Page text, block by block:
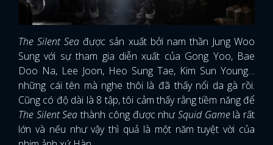
The Silent Sea được sản xuất bởi nam thần Jung Woo
Sung với sự tham gia diễn xuất của Gong Yoo, Bae
Doo Na, Lee Joon, Heo Sung Tae, Kim Sun Young…
những cái tên mà nghe thôi là đã thấy nổi da gà rồi.
Cũng có độ dài là 8 tập, tôi cảm thấy rằng tiềm năng để
The Silent Sea thành công được như Squid Gamelà rất
lớn và nếu như vậy thì quả là một năm tuyệt vời của